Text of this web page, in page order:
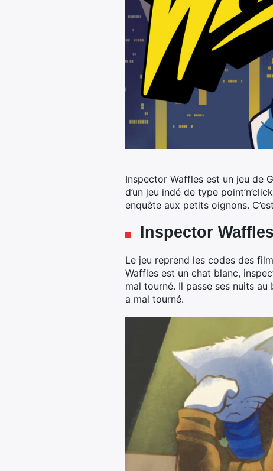
Inspector Waffles est un jeu de
d’un jeu indé de type
enquête aux petits oignons.
Inspector
Le jeu reprend les codes des
Waffles est un chat blanc,
mal tourné. Il passe ses nuits
a mal tourné.